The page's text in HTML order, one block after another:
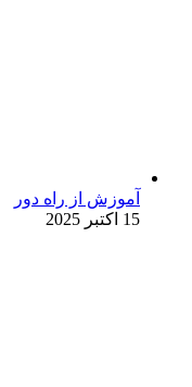
آموزش از راه دور
15 اکتبر 2025